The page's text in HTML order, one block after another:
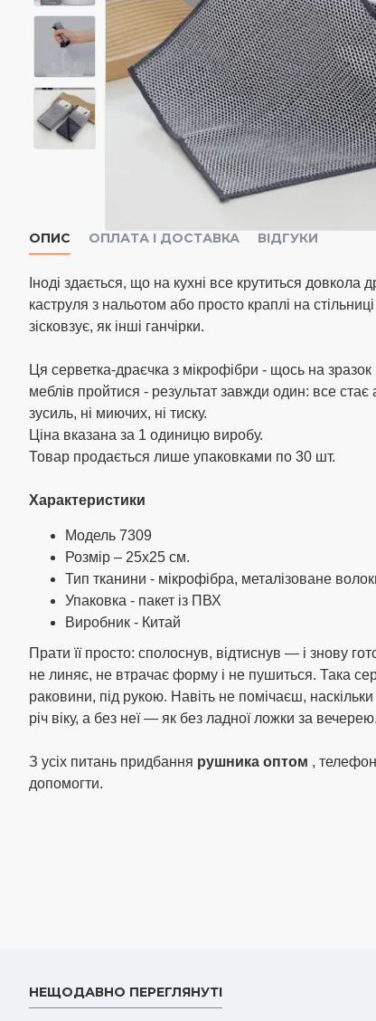
ОПИС ОПЛАТА І ДОСТАВКА ВІДГУКИ
Іноді здається, що на кухні все крутиться
каструля з нальотом або просто краплі на
зісковзує, як інші ганчірки.
Ця серветка-драєчка з мікрофібри - щось на
меблів пройтися - результат завжди один: все
зусиль, ні миючих, ні тиску.
Ціна вказана за 1 одиницю виробу.
Товар продається лише упаковками по 30 шт.
Характеристики
Модель 7309
Розмір – 25х25 см.
Тип тканини - мікрофібра, металізоване
Упаковка - пакет із ПВХ
Виробник - Китай
Прати її просто: сполоснув, відтиснув — і знову
не линяє, не втрачає форму і не пушиться. Така
раковини, під рукою. Навіть не помічаєш,
річ віку, а без неї — як без ладної ложки за вечерею.
З усіх питань придбання рушника оптом ,
допомогти.
НЕЩОДАВНО ПЕРЕГЛЯНУТІ